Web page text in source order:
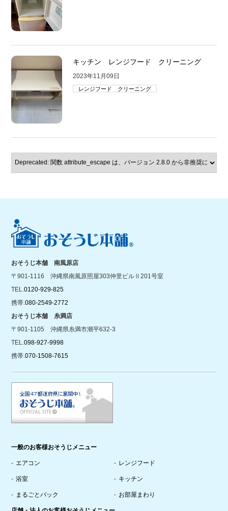
キッチン レンジフード クリーニング
2023年11月09日
レンジフード クリーニング
おそうじ本舗 南風原店
〒901-1116 沖縄県南風原照屋303仲里ビルⅡ201号室
TEL.0120-929-825
携帯.080-2549-2772
おそうじ本舗 糸満店
〒901-1105 沖縄県糸満市潮平632-3
TEL.098-927-9998
携帯.070-1508-7615
一般のお客様おそうじメニュー
エアコン レンジフード
浴室 キッチン
まるごとパック お部屋まわり